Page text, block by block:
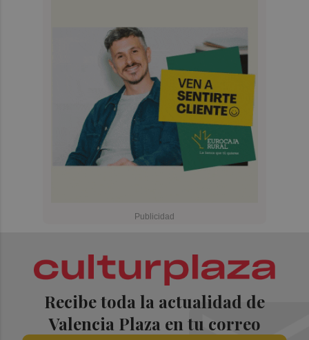
Recibe toda la actualidad de
Valencia Plaza en tu correo